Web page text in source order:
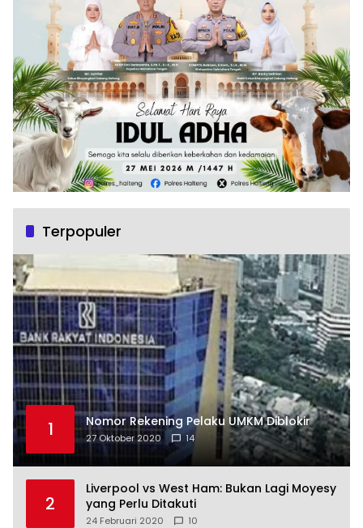
Terpopuler
1 Nomor Rekening Pelaku UMKM Diblokir
27 Oktober 2020 14
2
Liverpool vs West Ham: Bukan Lagi Moyesy
yang Perlu Ditakuti
24 Februari 2020 10